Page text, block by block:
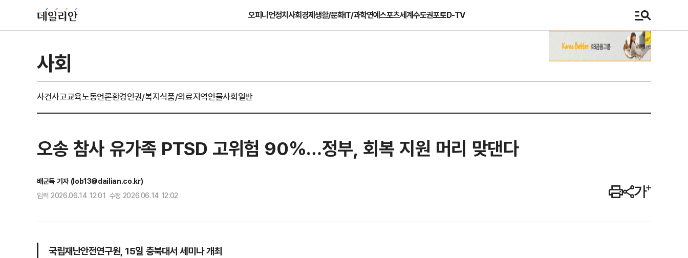
오피니언정치사회경제생활/문화IT/과학연예스포츠세계수도권포토D-TV
사회
사건사고교육노동언론환경인권/복지식품/의료지역인물사회일반
오송 참사 유가족 PTSD 고위험 90%…정부, 회복 지원 머리 맞댄다
배군득 기자 (lob13@dailian.co.kr)
입력 2026.06.14 12:01 수정 2026.06.14 12:02
국립재난안전연구원, 15일 충북대서 세미나 개최